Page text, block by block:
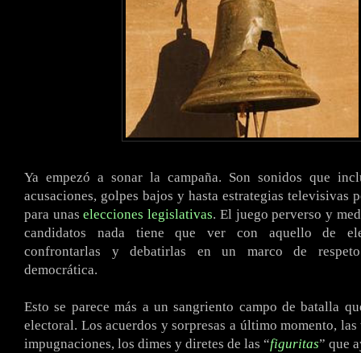
Ya empezó a sonar la campaña. Son sonidos que
acusaciones, golpes bajos y hasta estrategias televisivas
para unaselecciones legislativas. El juego perverso y
candidatos nada tiene que ver con aquello de
confrontarlas y debatirlas en un marco de
democrática.
Esto se parece más a un sangriento campo de batalla
electoral. Los acuerdos y sorpresas a último momento,
impugnaciones, los dimes y diretes de las “figuritas” que